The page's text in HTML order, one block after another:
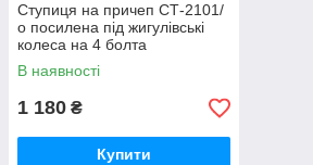
Ступиця на причеп СТ-2101/
о посилена під жигулівські
колеса на 4 болта
В наявності
1 180 ₴
Купити